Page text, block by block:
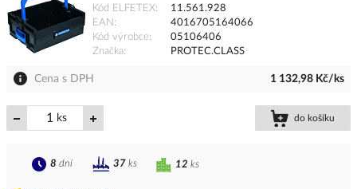
Kód ELFETEX
11.561.928
EAN
4016705164066
Kód výrobce
05106406
Značka
PROTEC.CLASS
Cena s DPH 1 132,98 Kč/ks
ks do košíku
12 ks
8 dní 37 ks